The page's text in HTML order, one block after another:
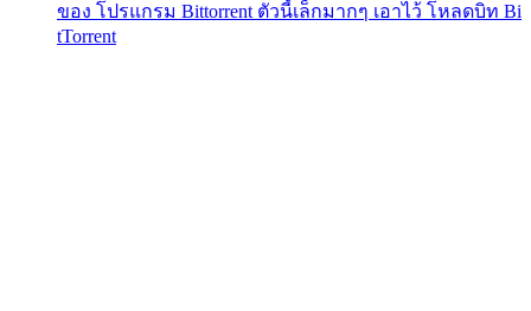
ของ โปรแกรม Bittorrent ตัวนี้เล็กมากๆ เอาไว้ โหลดบิท Bi
tTorrent